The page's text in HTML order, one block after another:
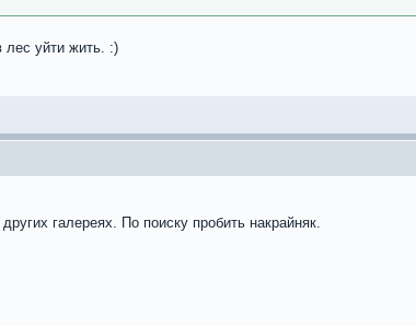
лес уйти жить. :)
галереях. По поиску пробить накрайняк.